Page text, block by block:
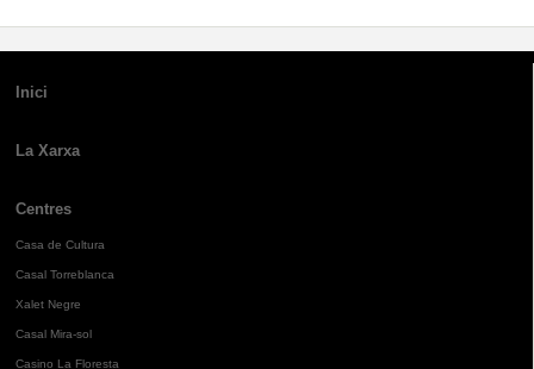
Inici
La Xarxa
Centres
Casa de Cultura
Casal Torreblanca
Xalet Negre
Casal Mira-sol
Casino La Floresta